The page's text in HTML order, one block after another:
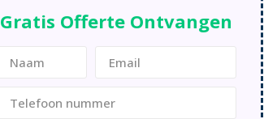
Gratis Offerte Ontvangen